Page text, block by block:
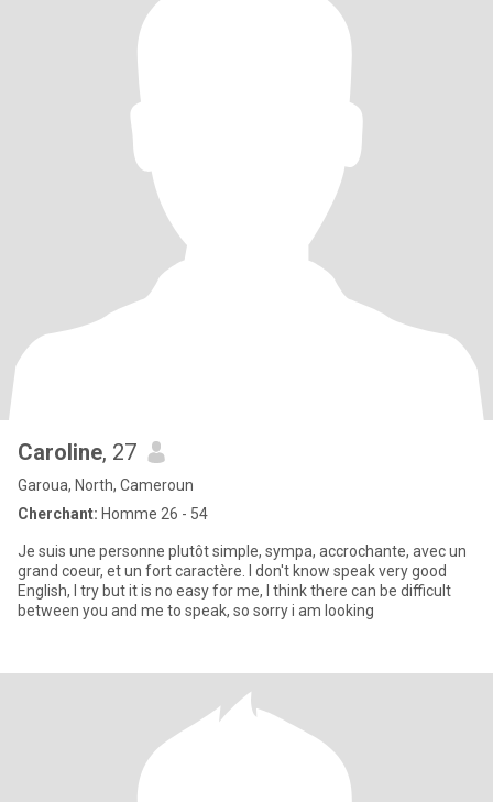
Caroline, 27
Garoua, North, Cameroun
Cherchant: Homme 26 - 54
Je suis une personne plutôt simple, sympa, accrochante, avec un
grand coeur, et un fort caractère. I don't know speak very good
English, I try but it is no easy for me, I think there can be difficult
between you and me to speak, so sorry i am looking